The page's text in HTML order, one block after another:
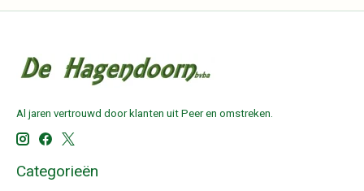
Al jaren vertrouwd door klanten uit Peer en omstreken.
Categorieën